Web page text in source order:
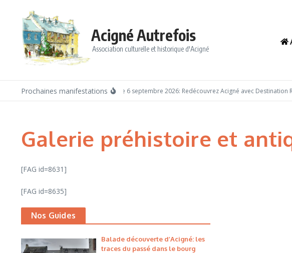
Acigné Autrefois
Association culturelle et historique d'Acigné
Prochaines manifestationsDimanche 6 septembre 2026: Redécouvrez Acigné avec Destination
Galerie préhistoire et
[FAG id=8631]
[FAG id=8635]
Nos Guides
Balade découverte d’Acigné: les
traces du passé dans le bourg